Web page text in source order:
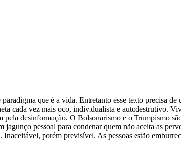
que é a vida. Entretanto esse texto precisa
cada vez mais oco, individualista e autodestrutivo.
pela desinformação. O Bolsonarismo e o Trumpismo
jagunço pessoal para condenar quem não aceita as
porém previsível. As pessoas estão